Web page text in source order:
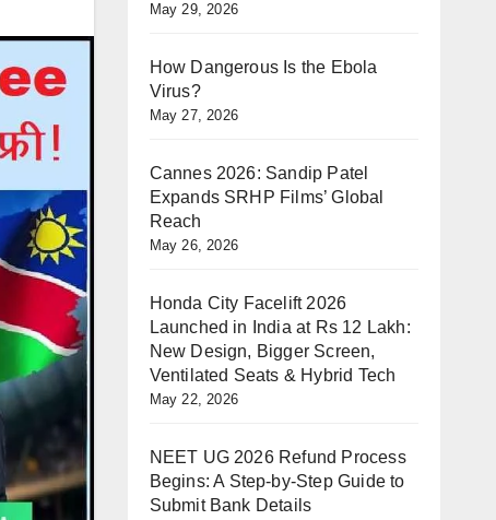
May 29, 2026
How Dangerous Is the Ebola
Virus?
May 27, 2026
Cannes 2026: Sandip Patel
Expands SRHP Films’ Global
Reach
May 26, 2026
Honda City Facelift 2026
Launched in India at Rs 12 Lakh:
New Design, Bigger Screen,
Ventilated Seats & Hybrid Tech
May 22, 2026
NEET UG 2026 Refund Process
Begins: A Step-by-Step Guide to
Submit Bank Details